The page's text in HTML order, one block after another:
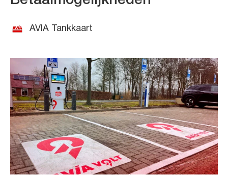
AVIA Tankkaart